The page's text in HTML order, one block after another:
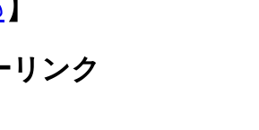
リンク